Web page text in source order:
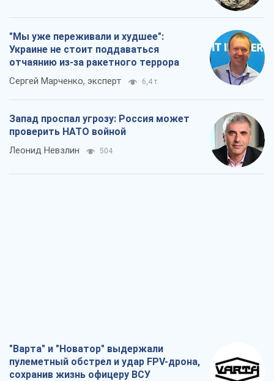
"Мы уже переживали и худшее":
Украине не стоит поддаваться
отчаянию из-за ракетного террора
Сергей Марченко, эксперт 6,4 т.
Запад проспал угрозу: Россия может
проверить НАТО войной
Леонид Невзлин 504
"Варта" и "Новатор" выдержали
пулеметный обстрел и удар FPV-дрона,
сохранив жизнь офицеру ВСУ